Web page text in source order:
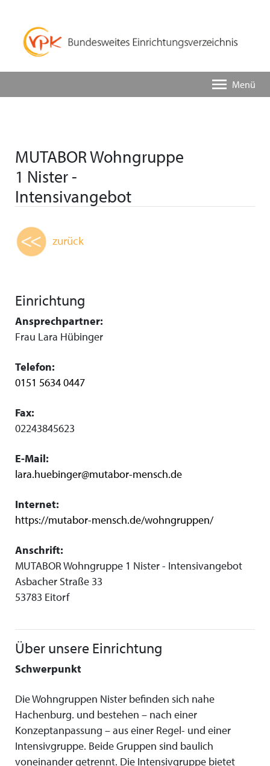
Menü
MUTABOR Wohngruppe
1 Nister -
Intensivangebot
zurück
Einrichtung
Ansprechpartner:
Frau Lara Hübinger
Telefon:
0151 5634 0447
Fax:
02243845623
E-Mail:
lara.huebinger@mutabor-mensch.de
Internet:
https://mutabor-mensch.de/wohngruppen/
Anschrift:
MUTABOR Wohngruppe 1 Nister - Intensivangebot
Asbacher Straße 33
53783 Eitorf
Über unsere Einrichtung
Schwerpunkt
Die Wohngruppen Nister befinden sich nahe
Hachenburg. und bestehen – nach einer
Konzeptanpassung – aus einer Regel- und einer
Intensivgruppe. Beide Gruppen sind baulich
voneinander getrennt. Die Intensivgruppe bietet